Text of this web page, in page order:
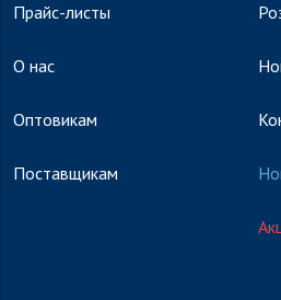
Прайс-листы
О нас
Оптовикам
Поставщикам